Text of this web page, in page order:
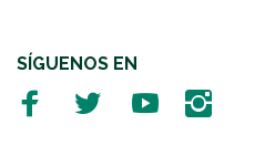
SÍGUENOS EN